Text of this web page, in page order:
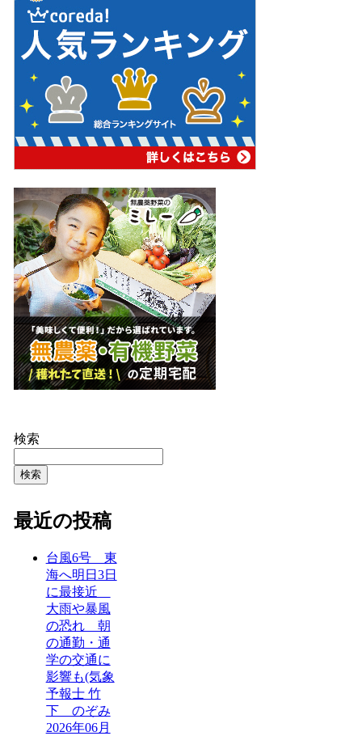
検索
検索
最近の投稿
台風6号 東
海へ明日3日
に最接近
大雨や暴風
の恐れ 朝
の通勤・通
学の交通に
影響も(気象
予報士 竹
下 のぞみ
2026年06月